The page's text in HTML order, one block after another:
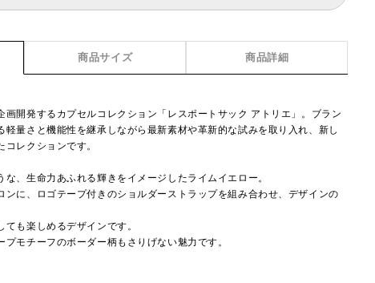
商品サイズ 商品詳細
画開発するカプセルコレクション「レスポートサック アトリエ」。ブラン
軽量さと機能性を継承しながら最新素材や革新的な試みを取り入れ、新し
コレクションです。
な、生命力あふれる輝きをイメージしたライムイエロー。
ンに、ロゴテープ付きのショルダーストラップを組み合わせ、デザインの
ても楽しめるデザインです。
モチーフのボーダー柄もさりげない魅力です。